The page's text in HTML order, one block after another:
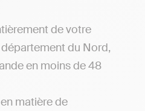
de votre
du Nord,
en moins de 48
matière de